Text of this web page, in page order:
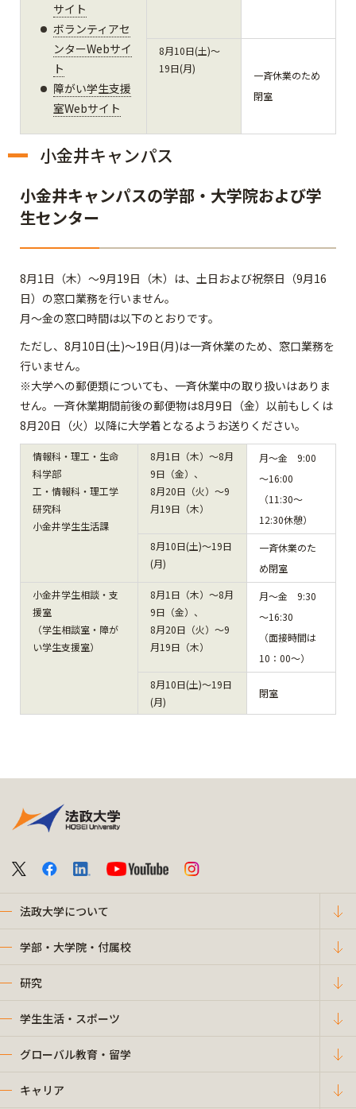
サイト
ボランティアセ
ンターWebサイ
ト
障がい学生支援
室Webサイト
8月10日(土)～
19日(月)
一斉休業のため
閉室
小金井キャンパス
小金井キャンパスの学部・大学院および学
生センター
8月1日（木）～9月19日（木）は、土日および祝祭日（9月16
日）の窓口業務を行いません。
月～金の窓口時間は以下のとおりです。
ただし、8月10日(土)～19日(月)は一斉休業のため、窓口業務を
行いません。
※大学への郵便類についても、一斉休業中の取り扱いはありま
せん。一斉休業期間前後の郵便物は8月9日（金）以前もしくは
8月20日（火）以降に大学着となるようお送りください。
情報科・理工・生命
科学部
工・情報科・理工学
研究科
小金井学生生活課
8月1日（木）～8月
9日（金）、
8月20日（火）～9
月19日（木）
月～金 9:00
～16:00
（11:30～
12:30休憩）
8月10日(土)～19日
(月)
一斉休業のた
め閉室
小金井学生相談・支
援室
（学生相談室・障が
い学生支援室）
8月1日（木）～8月
9日（金）、
8月20日（火）～9
月19日（木）
月～金 9:30
～16:30
（面接時間は
10：00～）
8月10日(土)～19日
(月)
閉室
法政大学について
学部・大学院・付属校
研究
学生生活・スポーツ
グローバル教育・留学
キャリア